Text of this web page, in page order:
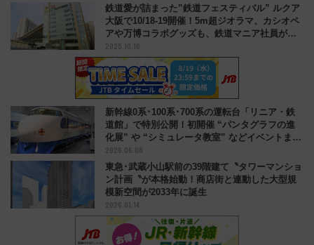
鉄道愛が詰まった”鉄道フェスティバル” ルクア
大阪で10/18-19開催！5m超ジオラマ、カシオペ
アや万博コラボグッズも、鉄道マニア社員が企
画
2025.10.16
新幹線0系･100系･700系の運転台「リニア・鉄
道館」で特別公開！初開催 “パンタグラフの進
化展” や “シミュレータ教室” などイベントまと
め
2026.06.08
東急･武蔵小山駅前の39階建て〝タワーマンショ
ン計画〝が本格始動！商店街と連動した大型規
模新空間が2033年に誕生
2026.01.14